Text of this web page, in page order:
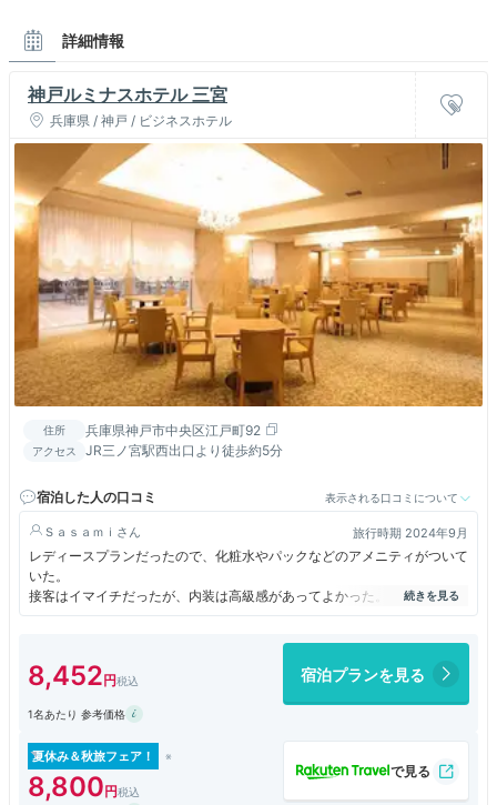
詳細情報
神戸ルミナスホテル 三宮
兵庫県 / 神戸 / ビジネスホテル
住所 兵庫県神戸市中央区江戸町92
アクセス JR三ノ宮駅西出口より徒歩約5分
宿泊した人の口コミ 表示される口コミについて
Ｓａｓａｍｉ 旅行時期 2024年9月
レディースプランだったので、化粧水やパックなどのアメニティがついて
いた。
接客はイマイチだったが、内装は高級感があってよかった。
三宮駅から少し歩くが、高級ブランド店や旧神戸居留地十五番館があるエ
【観光】
・水族館が徒歩圏内
・無料の展望台がある神戸市役所がすぐ近く。夜景などを楽しめた。
良くおすすめ。
・シティループバスのバス停は、市庁の反対の道へ渡って、左側に10数
メートルくらい歩いたところにある。グーグルマップで示される場所にバ
8,452 宿泊プランを見る
1名あたり 参考価格
夏休み＆秋旅フェア！
8,800